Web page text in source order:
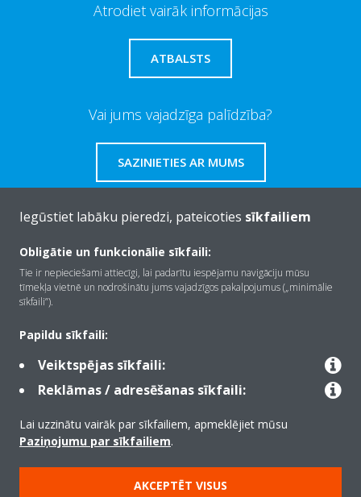
Atrodiet vairāk informācijas
ATBALSTS
Vai jums vajadzīga palīdzība?
SAZINIETIES AR MUMS
Par Daikin
Kontaktinformācija
Produkti
Iegūstiet labāku pieredzi, pateicoties sīkfailiem
Obligātie un funkcionālie sīkfaili:
Tie ir nepieciešami attiecīgi, lai padarītu iespējamu navigāciju mūsu
tīmekļa vietnē un nodrošinātu jums vajadzīgos pakalpojumus („minimālie
sīkfaili”).
Papildu sīkfaili:
Veiktspējas sīkfaili:
Reklāmas / adresēšanas sīkfaili:
Lai uzzinātu vairāk par sīkfailiem, apmeklējiet mūsu
Paziņojumu par sīkfailiem.
AKCEPTĒT VISUS